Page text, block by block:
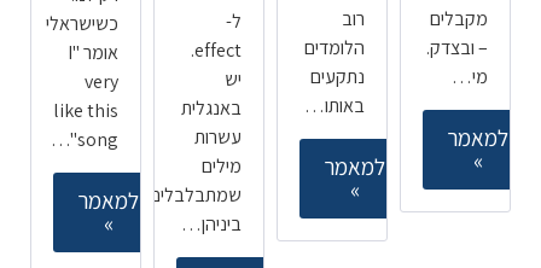
מקבלים
– ובצדק.
מי…
למאמר
»
רוב
הלומדים
נתקעים
באותו…
למאמר
»
ל-
effect.
יש
באנגלית
עשרות
מילים
שמתבלבלים
ביניהן…
כשישראלי
אומר "I
very
like this
song"…
למאמר
»